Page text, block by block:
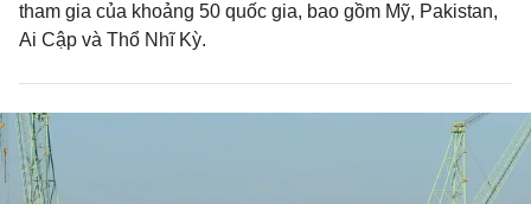
tham gia của khoảng 50 quốc gia, bao gồm Mỹ, Pakistan,
Ai Cập và Thổ Nhĩ Kỳ.